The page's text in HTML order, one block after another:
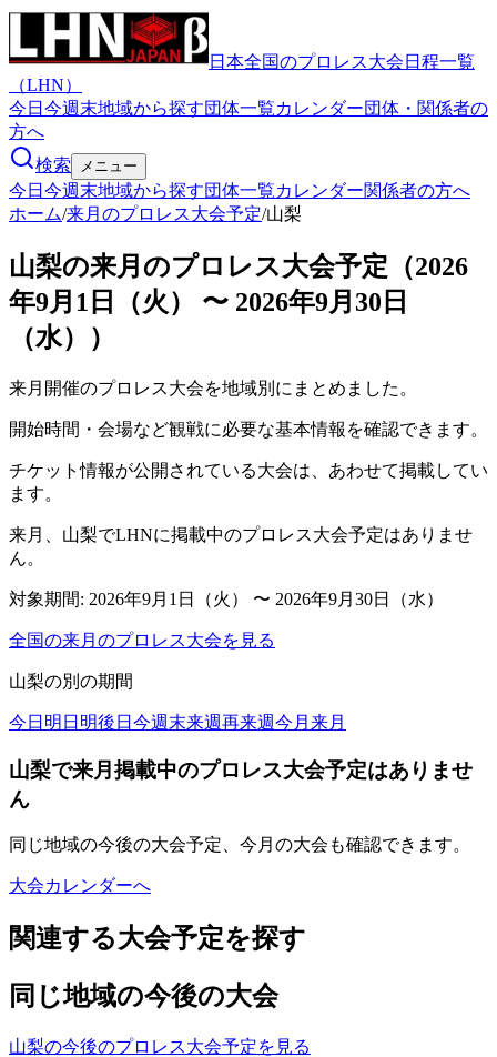
日本全国のプロレス大会日程一覧
（LHN）
今日 今週末地域から探す団体一覧カレンダー団体・関係者の
方へ
検索
メニュー
今日 今週末地域から探す団体一覧カレンダー関係者の方へ
ホーム/来月のプロレス大会予定/山梨
山梨の来月のプロレス大会予定（2026
年9月1日（火） 〜 2026年9月30日
（水））
来月開催のプロレス大会を地域別にまとめました。
開始時間・会場など観戦に必要な基本情報を確認できます。
チケット情報が公開されている大会は、あわせて掲載してい
ます。
来月、山梨でLHNに掲載中のプロレス大会予定はありませ
ん。
対象期間: 2026年9月1日（火） 〜 2026年9月30日（水）
全国の来月のプロレス大会を見る
山梨の別の期間
今日 明日 明後日 今週末来週再来週今月 来月
山梨で来月掲載中のプロレス大会予定はありませ
ん
同じ地域の今後の大会予定、今月の大会も確認できます。
大会カレンダーへ
関連する大会予定を探す
同じ地域の今後の大会
山梨の今後のプロレス大会予定を見る